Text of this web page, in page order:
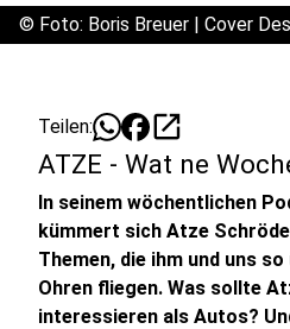
© Foto: Boris Breuer | Cover
Teilen: open_in_new
ATZE - Wat ne
In seinem wöchentlichen
kümmert sich Atze
Themen, die ihm und uns
Ohren fliegen. Was sollte
interessieren als Autos?